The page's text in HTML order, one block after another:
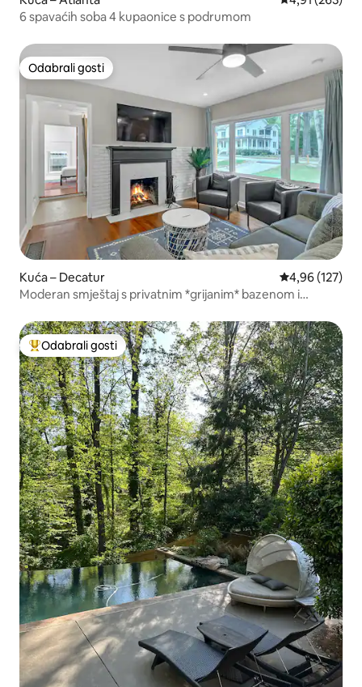
6 spavaćih soba 4 kupaonice s podrumom
Odabrali gosti
Odabrali gosti
Kuća – Decatur Prosječna
4,96 (127)
Moderan smještaj s privatnim *grijanim* bazenom i
Među najviše rangiranima s oznakom „Odabrali gosti”
Odabrali gosti